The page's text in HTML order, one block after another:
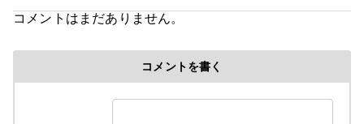
1985年成城大学経済学部卒。
コメントはまだありません。
コメントを書く